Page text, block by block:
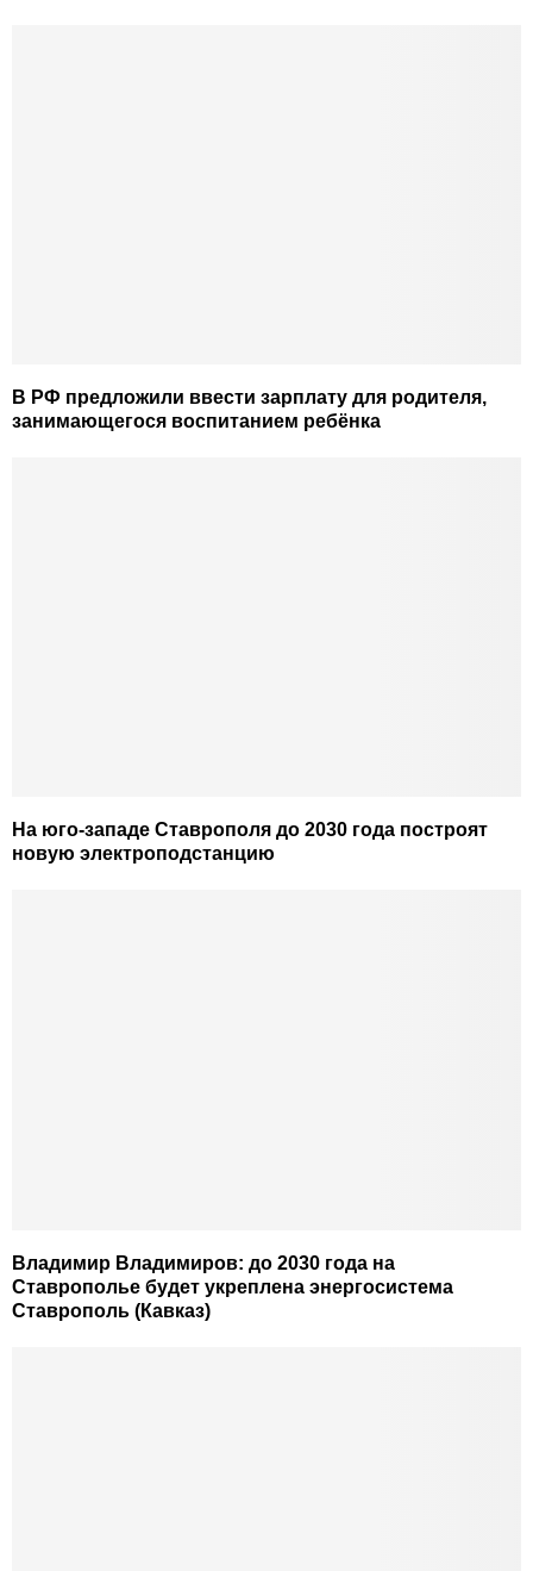
В РФ предложили ввести зарплату для родителя,
занимающегося воспитанием ребёнка
На юго-западе Ставрополя до 2030 года построят
новую электроподстанцию
Владимир Владимиров: до 2030 года на
Ставрополье будет укреплена энергосистема
Ставрополь (Кавказ)